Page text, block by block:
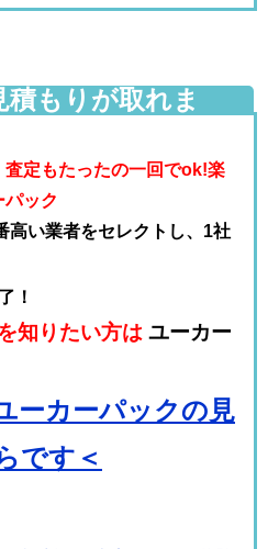
もりが取れま
査定もたったの一回でok!楽
ック
高い業者をセレクトし、1社
！
知りたい方は ユーカー
ーカーパックの見
です＜